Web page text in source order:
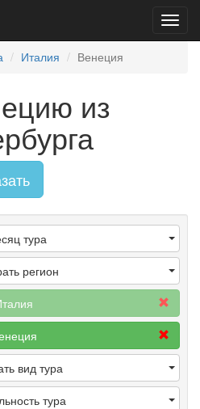
Италия Венеция
из
тура
регион
вид тура
тура